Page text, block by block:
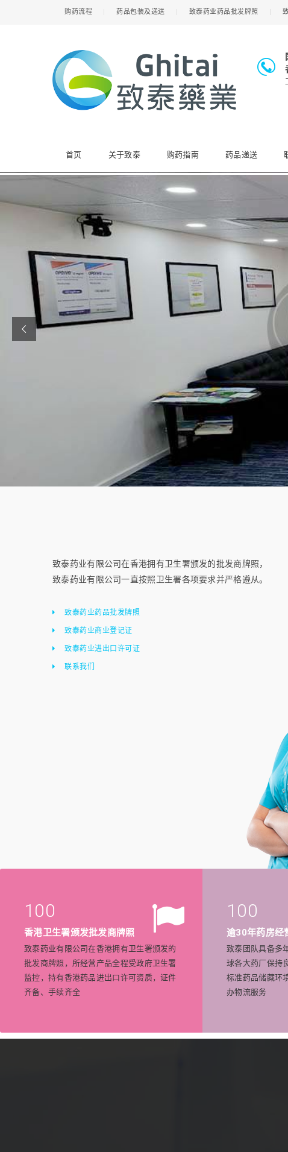
购药流程 药品包装及递送 致泰药业药品批发牌照
首页 关于致泰 购药指南 药品递送
致泰药业有限公司在香港拥有卫生署颁发的批发商牌照，
致泰药业有限公司一直按照卫生署各项要求并严格遵从。
致泰药业药品批发牌照
致泰药业商业登记证
致泰药业进出口许可证
联系我们
100
香港卫生署颁发批发商牌照
致泰药业有限公司在香港拥有卫生署颁发的
批发商牌照，所经营产品全程受政府卫生署
监控，持有香港药品进出口许可资质，证件
齐备、手续齐全
100
逾30年药房经
致泰团队具备多
球各大药厂保持
标准药品储藏环
办物流服务